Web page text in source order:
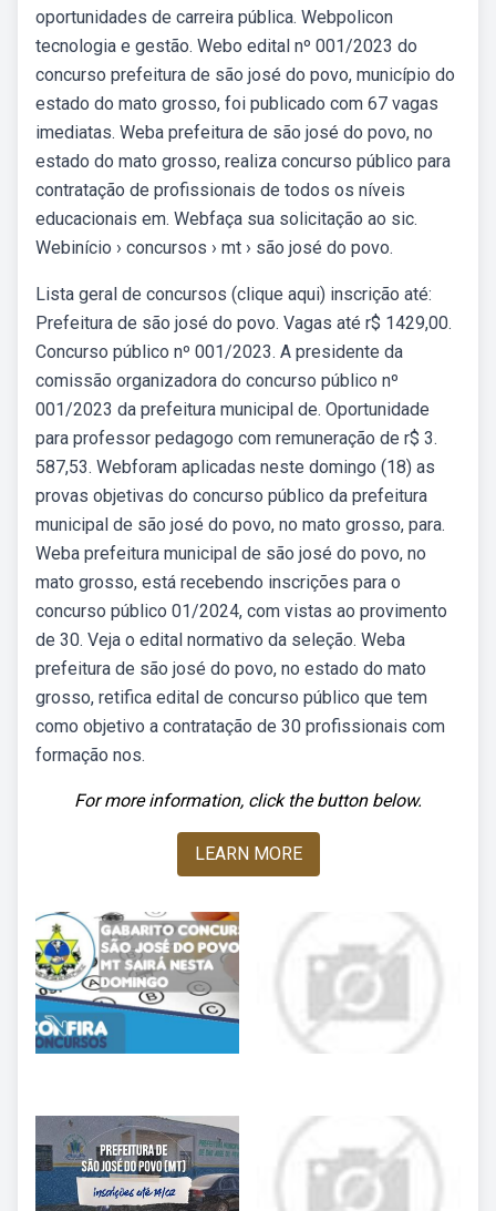
oportunidades de carreira pública. Webpolicon
tecnologia e gestão. Webo edital nº 001/2023 do
concurso prefeitura de são josé do povo, município do
estado do mato grosso, foi publicado com 67 vagas
imediatas. Weba prefeitura de são josé do povo, no
estado do mato grosso, realiza concurso público para
contratação de profissionais de todos os níveis
educacionais em. Webfaça sua solicitação ao sic.
Webinício › concursos › mt › são josé do povo.
Lista geral de concursos (clique aqui) inscrição até:
Prefeitura de são josé do povo. Vagas até r$ 1429,00.
Concurso público nº 001/2023. A presidente da
comissão organizadora do concurso público nº
001/2023 da prefeitura municipal de. Oportunidade
para professor pedagogo com remuneração de r$ 3.
587,53. Webforam aplicadas neste domingo (18) as
provas objetivas do concurso público da prefeitura
municipal de são josé do povo, no mato grosso, para.
Weba prefeitura municipal de são josé do povo, no
mato grosso, está recebendo inscrições para o
concurso público 01/2024, com vistas ao provimento
de 30. Veja o edital normativo da seleção. Weba
prefeitura de são josé do povo, no estado do mato
grosso, retifica edital de concurso público que tem
como objetivo a contratação de 30 profissionais com
formação nos.
For more information, click the button below.
LEARN MORE